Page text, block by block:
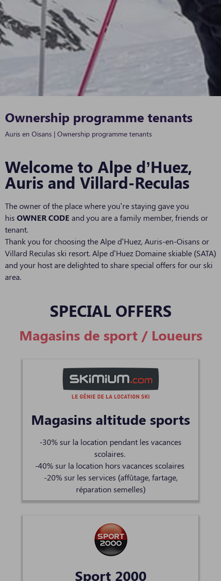
Ownership programme tenants
Auris en Oisans | Ownership programme tenants
Welcome to Alpe d’Huez,
Auris and Villard-Reculas
The owner of the place where you’re staying gave you
his OWNER CODE and you are a family member, friends or
tenant.
Thank you for choosing the Alpe d’Huez, Auris-en-Oisans or
Villard Reculas ski resort. Alpe d’Huez Domaine skiable (SATA)
and your host are delighted to share special offers for our ski
area.
SPECIAL OFFERS​
Magasins de sport / Loueurs
Magasins altitude sports
-30% sur la location pendant les vacances
scolaires.
-40% sur la location hors vacances scolaires
-20% sur les services (affûtage, fartage,
réparation semelles)
Sport 2000